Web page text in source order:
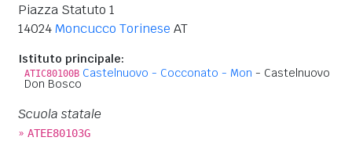
Piazza Statuto 1
14024Moncucco Torinese AT
Istituto principale:
ATIC80100B Castelnuovo - Cocconato - Mon - Castelnuovo
Don Bosco
Scuola statale
» ATEE80103G